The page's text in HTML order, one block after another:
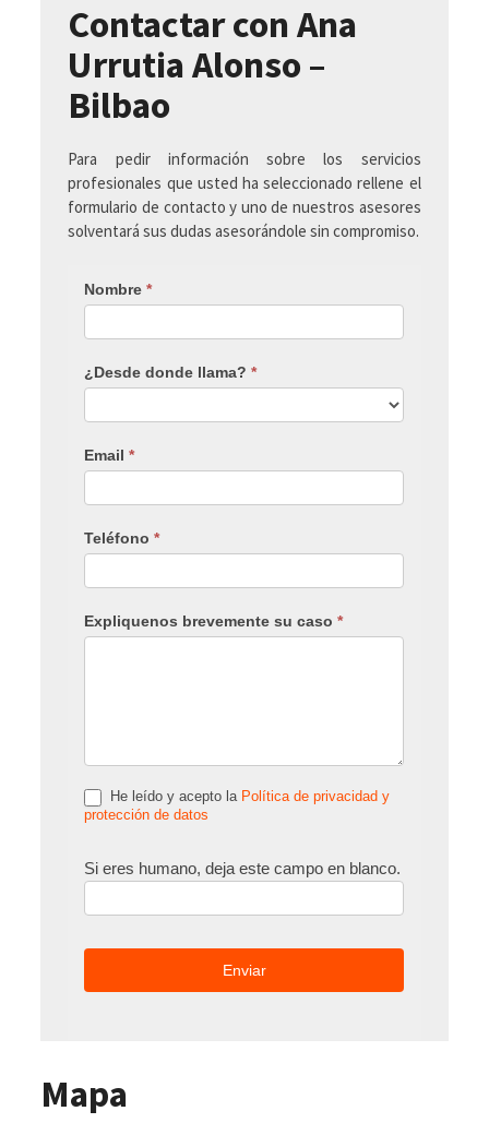
Contactar con Ana
Urrutia Alonso –
Bilbao
Para pedir información sobre los servicios
profesionales que usted ha seleccionado rellene el
formulario de contacto y uno de nuestros asesores
solventará sus dudas asesorándole sin compromiso.
Nombre*
¿Desde donde llama?*
Email*
Teléfono*
Expliquenos brevemente su caso*
He leído y acepto la Política de privacidad y
protección de datos
Si eres humano, deja este campo en blanco.
Mapa